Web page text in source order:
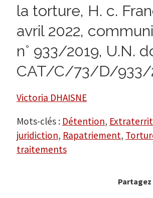
la torture, H. c.
avril 2022,
n° 933/2019, U.N.
CAT/C/73/D/933/
Victoria DHAISNE
Mots-clés : Détention,
juridiction, Rapatriement,
traitements
Partagez